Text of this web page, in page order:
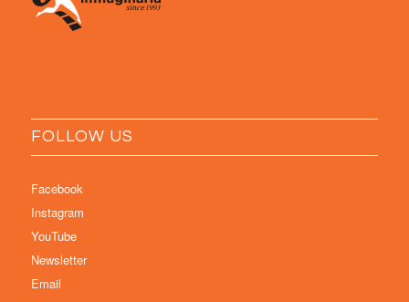
FOLLOW US
Facebook
Instagram
YouTube
Newsletter
Email